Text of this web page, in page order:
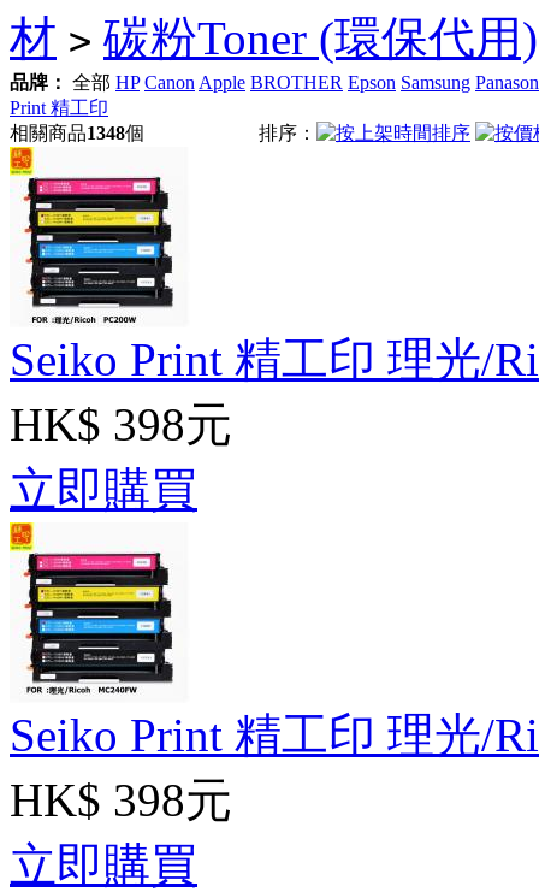
材 > 碳粉Toner (環保代用)
品牌： 全部 HP Canon Apple BROTHER Epson Samsung
Print 精工印
相關商品1348個 排序：
Seiko Print 精工印 理光/
HK$ 398元
立即購買
Seiko Print 精工印 理光/
HK$ 398元
立即購買